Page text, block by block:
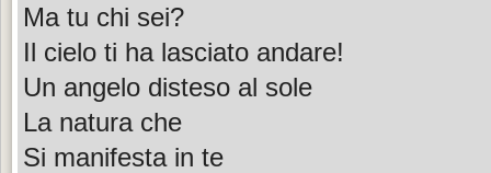
Ma tu chi sei?
Il cielo ti ha lasciato andare!
Un angelo disteso al sole
La natura che
Si manifesta in te